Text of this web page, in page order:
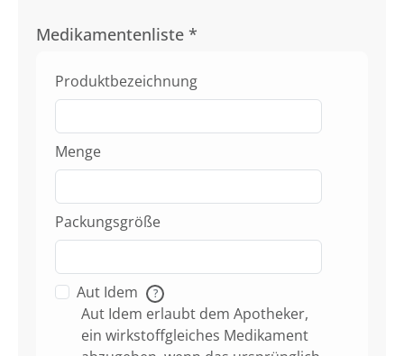
Medikamentenliste *
Produktbezeichnung
Menge
Packungsgröße
Aut Idem ?
Aut Idem erlaubt dem Apotheker,
ein wirkstoffgleiches Medikament